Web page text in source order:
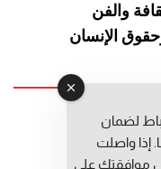
والفن
الإنسان
التوراني
قبال
لضمان
إذا واصلت
موافقتك على